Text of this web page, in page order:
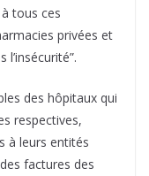
tous ces
privées et
des hôpitaux qui
respectives,
à leurs entités
factures des